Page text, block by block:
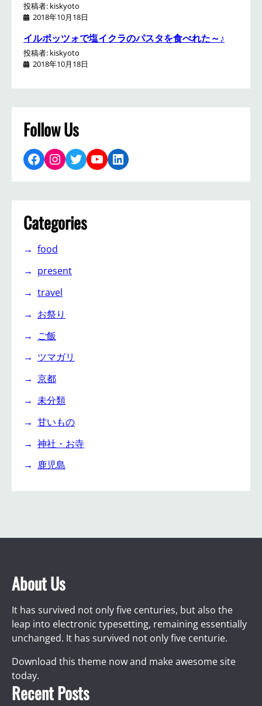
投稿者: kiskyoto
2018年10月18日
イルポッツォで塩イクラのパスタを食べれた～♪
投稿者: kiskyoto
2018年10月18日
Follow Us
Facebook Instagram Twitter YouTube LinkedIn
Categories
food
present
travel
お祭り
ご飯
ツマガリ
京都
未分類
甘いもの
神社・お寺
鹿児島
About Us
It has survived not only five centuries, but also the
leap into electronic typesetting, remaining essentially
unchanged. It has survived not only five centurie.
Download this theme now and make awesome site
today.
Recent Posts